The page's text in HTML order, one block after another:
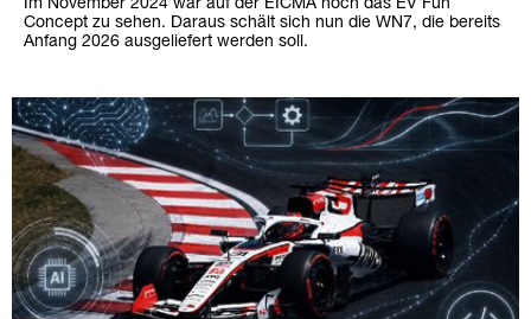
Im November 2024 war auf der EICMA noch das EV Fun
Concept zu sehen. Daraus schält sich nun die WN7, die bereits
Anfang 2026 ausgeliefert werden soll.